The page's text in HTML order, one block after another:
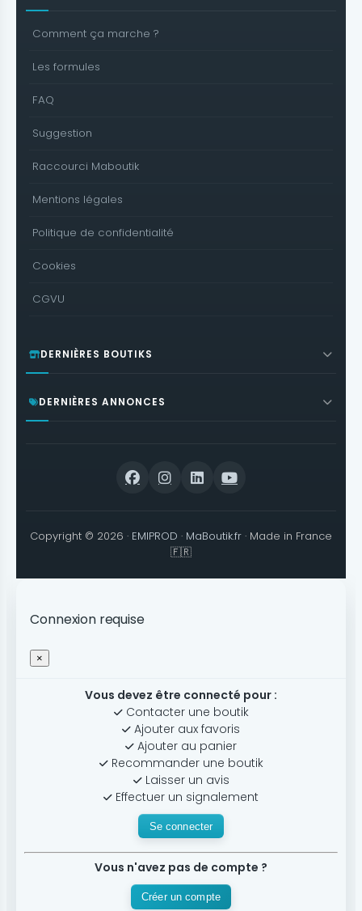
Comment ça marche ?
Les formules
FAQ
Suggestion
Raccourci Maboutik
Mentions légales
Politique de confidentialité
Cookies
CGVU
DERNIÈRES BOUTIKS
DERNIÈRES ANNONCES
Copyright © 2026 · EMIPROD · MaBoutik.fr · Made in France
🇫🇷
Connexion requise
×
Vous devez être connecté pour :
Contacter une boutik
Ajouter aux favoris
Ajouter au panier
Recommander une boutik
Laisser un avis
Effectuer un signalement
Se connecter
Vous n'avez pas de compte ?
Créer un compte